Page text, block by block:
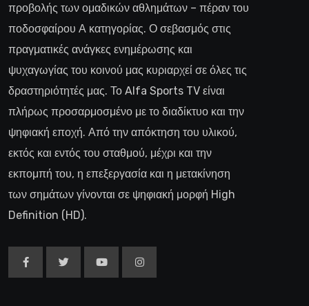
προβολής των ομαδικών αθλημάτων – πέραν του
ποδοσφαίρου Α κατηγορίας. Ο σεβασμός στις
πραγματικές ανάγκες ενημέρωσης και
ψυχαγωγίας του κοινού μας κυριαρχεί σε όλες τις
δραστηριότητές μας. Το Alfa Sports TV είναι
πλήρως προσαρμοσμένο με το διαδίκτυο και την
ψηφιακή εποχή. Από την απόκτηση του υλικού,
εκτός και εντός του σταθμού, μέχρι και την
εκπομπή του, η επεξεργασία και η μετακίνηση
των σημάτων γίνονται σε ψηφιακή μορφή High
Definition (HD).